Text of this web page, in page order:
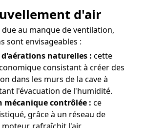
d'air
au manque de ventilation,
sont envisageables :
naturelles : cette
consistant à créer des
dans les murs de la cave à
l'évacuation de l'humidité.
mécanique contrôlée : ce
grâce à un réseau de